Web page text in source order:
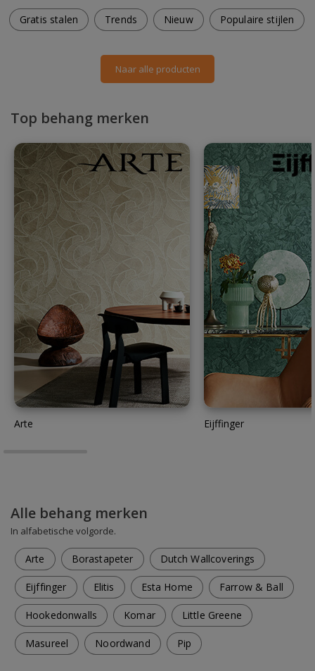
Gratis stalen Trends Nieuw Populaire stijlen
Naar alle producten
Top behang merken
Arte Eijffinger
Alle behang merken
In alfabetische volgorde.
Arte Borastapeter Dutch Wallcoverings
Eijffinger Elitis Esta Home Farrow & Ball
Hookedonwalls Komar Little Greene
Masureel Noordwand Pip